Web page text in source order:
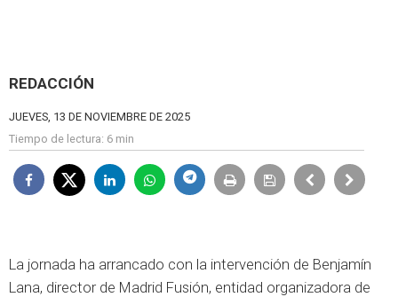
REDACCIÓN
JUEVES, 13 DE NOVIEMBRE DE 2025
Tiempo de lectura: 6 min
La jornada ha arrancado con la intervención de Benjamín
Lana, director de Madrid Fusión, entidad organizadora de